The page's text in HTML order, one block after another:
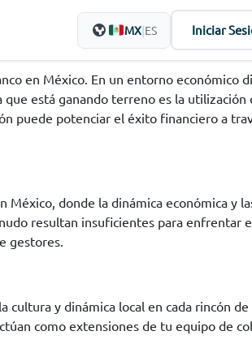
MX|ES Iniciar
en México. En un entorno económico
está ganando terreno es la utilización
puede potenciar el éxito financiero a
donde la dinámica económica y
resultan insuficientes para enfrentar
gestores.
y dinámica local en cada rincón
como extensiones de tu equipo de